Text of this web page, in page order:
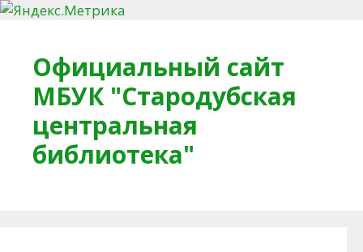
Официальный сайт
МБУК "Стародубская
центральная
библиотека"